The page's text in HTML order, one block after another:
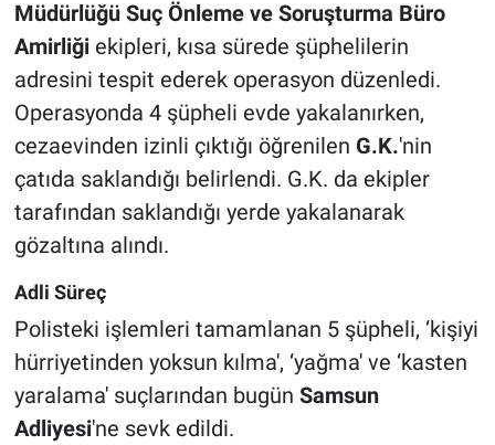
Müdürlüğü Suç Önleme ve Soruşturma Büro
Amirliğiekipleri, kısa sürede şüphelilerin
adresini tespit ederek operasyon düzenledi.
Operasyonda 4 şüpheli evde yakalanırken,
cezaevinden izinli çıktığı öğrenilen G.K.'nin
çatıda saklandığı belirlendi. G.K. da ekipler
tarafından saklandığı yerde yakalanarak
gözaltına alındı.
Adli Süreç
Polisteki işlemleri tamamlanan 5 şüpheli, ‘kişiyi
hürriyetinden yoksun kılma', ‘yağma' ve ‘kasten
yaralama' suçlarından bugün Samsun
Adliyesi'ne sevk edildi.